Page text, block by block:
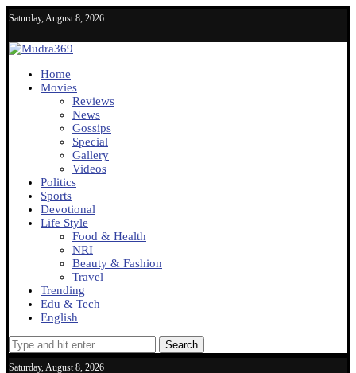
Saturday, August 8, 2026
Home
Movies
Reviews
News
Gossips
Special
Gallery
Videos
Politics
Sports
Devotional
Life Style
Food & Health
NRI
Beauty & Fashion
Travel
Trending
Edu & Tech
English
Search
Saturday, August 8, 2026